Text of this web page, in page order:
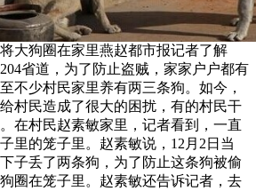
大狗圈在家里燕赵都市报记者了解
省道，为了防止盗贼，家家户户都有
不少村民家里养有两三条狗。如今，
村民造成了很大的困扰，有的村民干
在村民赵素敏家里，记者看到，一直
里的笼子里。赵素敏说，12月2日当
子丢了两条狗，为了防止这条狗被偷
圈在笼子里。赵素敏还告诉记者，去